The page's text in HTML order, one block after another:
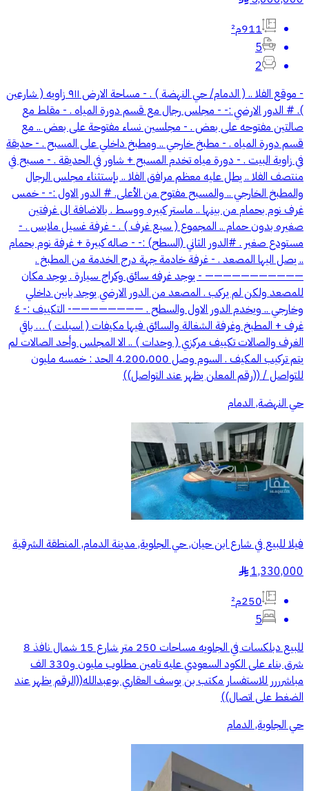
911م²
5
2
- موقع الفلا .. ( الدمام/ حي النهضة ) . - مساحة الارض ٩١١ زاويه ( شارعين
). # الدور الارضي :- - مجلس رجال مع قسم دورة المياه . - مقلط مع
صالتين مفتوحه على بعض . - مجلسين نساء مفتوحة على بعض .. مع
قسم دورة المياه . - مطبخ خارجي .. ومطبخ داخلي على المسبح . - حديقة
في زاوية البيت . - دورة مياه تخدم المسبح + شاور في الحديقة . - مسبح في
منتصف الفلا .. يطل عليه معظم مرافق الفلا .. بإستثناء مجلس الرجال
والمطبخ الخارجي .. والمسبح مفتوح من الأعلى. # الدور الاول :- - خمس
غرف نوم بحمام من بينها .. ماستر كبيره ووسط . بالاضافة الى غرفتين
صغيره بدون حمام .. المجموع ( سبع غرف ) . - غرفة غسيل ملابس . -
مستودع صغير . #الدور الثاني (السطح) :- - صاله كبيرة + غرفة نوم بحمام
.. يصل اليها المصعد . - غرفة خادمة جهة درج الخدمة من المطبخ .
——————————— - يوجد غرفه سائق وكراج سيارة . يوجد مكان
للمصعد ولكن لم يركب . المصعد من الدور الارضي يوجد بابين داخلي
وخارجي .. ويخدم الدور الاول والسطح . ————————- التكييف :- ٤
غرف + المطبخ وغرفة الشغالة والسائق فيها مكيفات ( اسبلت ) … باقي
الغرف والصالات تكييف مركزي ( وحدات ) .. الا المجلس وأحد الصالات لم
يتم تركيب المكيف . السوم وصل 4.200،000 الحد : خمسه مليون
للتواصل / ((رقم المعلن يظهر عند التواصل))
حي النهضة, الدمام
فيلا للبيع في شارع ابن حيان, حي الجلوية, مدينة الدمام, المنطقة الشرقية
1,330,000
§
250م²
5
للبيع دبلكسات في الجلويه مساحات 250 متر شارع 15 شمال نافذ 8
شرق بناء على الكود السعودي عليه تامين مطلوب مليون و330 الف
مباشرررر للاستفسار مكتب بن يوسف العقاري بوعبدالله((الرقم يظهر عند
الضغط على اتصال))
حي الجلوية, الدمام